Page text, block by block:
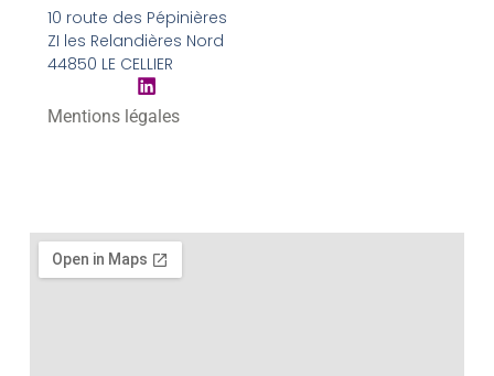
10 route des Pépinières
ZI les Relandières Nord
44850 LE CELLIER
Mentions légales